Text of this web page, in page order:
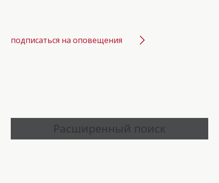
подписаться на оповещения
Расширенный поиск